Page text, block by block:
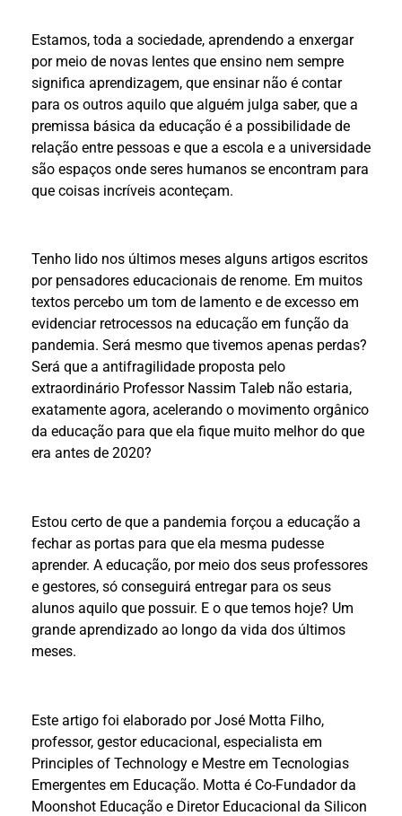
Estamos, toda a sociedade, aprendendo a enxergar
por meio de novas lentes que ensino nem sempre
significa aprendizagem, que ensinar não é contar
para os outros aquilo que alguém julga saber, que a
premissa básica da educação é a possibilidade de
relação entre pessoas e que a escola e a universidade
são espaços onde seres humanos se encontram para
que coisas incríveis aconteçam.
Tenho lido nos últimos meses alguns artigos escritos
por pensadores educacionais de renome. Em muitos
textos percebo um tom de lamento e de excesso em
evidenciar retrocessos na educação em função da
pandemia. Será mesmo que tivemos apenas perdas?
Será que a antifragilidade proposta pelo
extraordinário Professor Nassim Taleb não estaria,
exatamente agora, acelerando o movimento orgânico
da educação para que ela fique muito melhor do que
era antes de 2020?
Estou certo de que a pandemia forçou a educação a
fechar as portas para que ela mesma pudesse
aprender. A educação, por meio dos seus professores
e gestores, só conseguirá entregar para os seus
alunos aquilo que possuir. E o que temos hoje? Um
grande aprendizado ao longo da vida dos últimos
meses.
Este artigo foi elaborado por José Motta Filho,
professor, gestor educacional, especialista em
Principles of Technology e Mestre em Tecnologias
Emergentes em Educação. Motta é Co-Fundador da
Moonshot Educação e Diretor Educacional da Silicon